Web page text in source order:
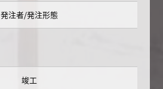
発注者/発注形態
竣工